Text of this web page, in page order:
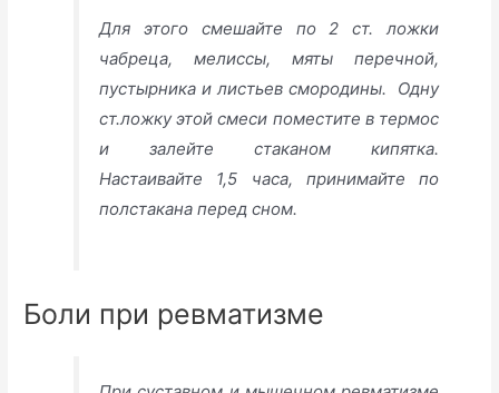
Для этого смешайте по 2 ст. ложки
чабреца, мелиссы, мяты перечной,
пустырника и листьев смородины. Одну
ст.ложку этой смеси поместите в термос
и залейте стаканом кипятка.
Настаивайте 1,5 часа, принимайте по
полстакана перед сном.
Боли при ревматизме